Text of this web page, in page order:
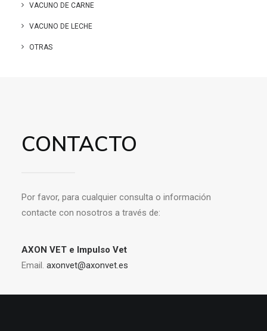
VACUNO DE CARNE
VACUNO DE LECHE
OTRAS
CONTACTO
Por favor, para cualquier consulta o información
contacte con nosotros a través de:
AXON VET e Impulso Vet
Email. axonvet@axonvet.es